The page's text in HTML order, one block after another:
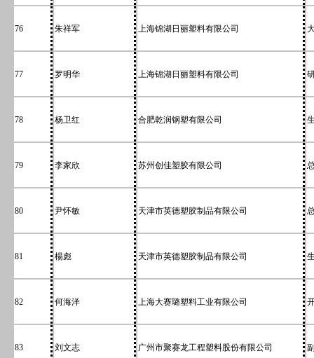
76 朱祥军 上海锦湖日丽塑料有限公司
77 罗明华 上海锦湖日丽塑料有限公司
78 杨卫红 合肥乾润钢塑有限公司
79 李家欣 苏州创佳塑胶有限公司
80 尹怀敏 天津市英德塑胶制品有限公司
81 楊彪 天津市英德塑胶制品有限公司
82 何海洋 上海大赛璐塑料工业有限公司
83 刘文志 广州市聚赛龙工程塑料股份有限公司